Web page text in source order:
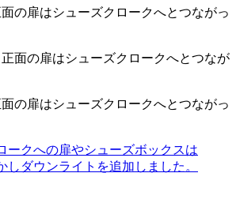
の扉はシューズクロークへとつながっ
の扉はシューズクロークへとつながっ